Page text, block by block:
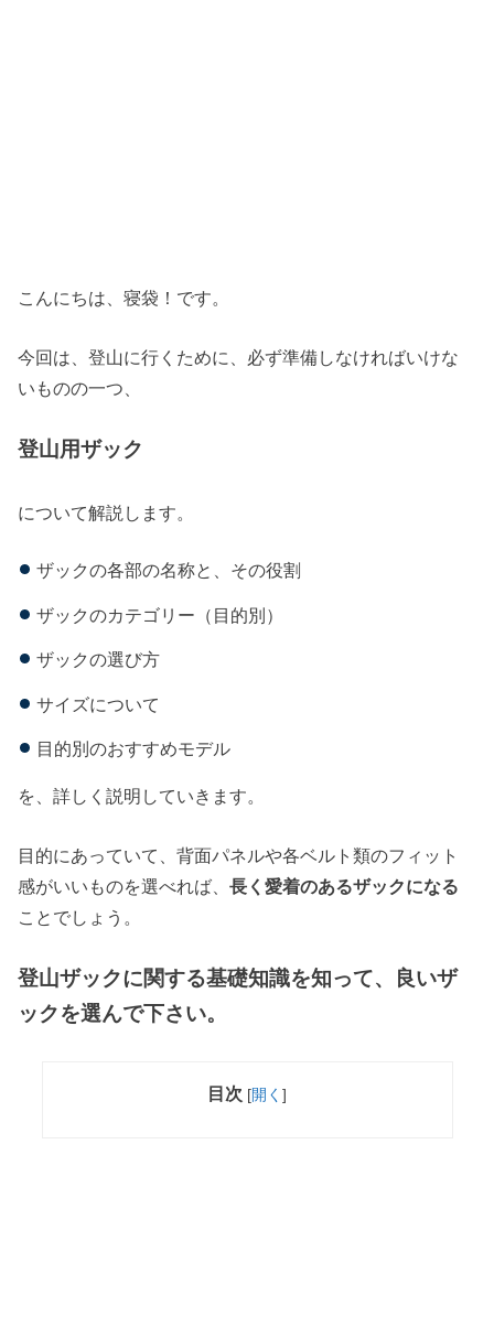
こんにちは、寝袋！です。
今回は、登山に行くために、必ず準備しなければいけな
いものの一つ、
登山用ザック
について解説します。
ザックの各部の名称と、その役割
ザックのカテゴリー（目的別）
ザックの選び方
サイズについて
目的別のおすすめモデル
を、詳しく説明していきます。
目的にあっていて、背面パネルや各ベルト類のフィット
感がいいものを選べれば、長く愛着のあるザックになる
ことでしょう。
登山ザックに関する基礎知識を知って、良いザ
ックを選んで下さい。
目次 [開く ]